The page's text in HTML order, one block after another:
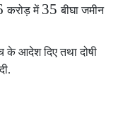
करोड़ में 35बीघा जमीन
के आदेश दिए तथा दोषी